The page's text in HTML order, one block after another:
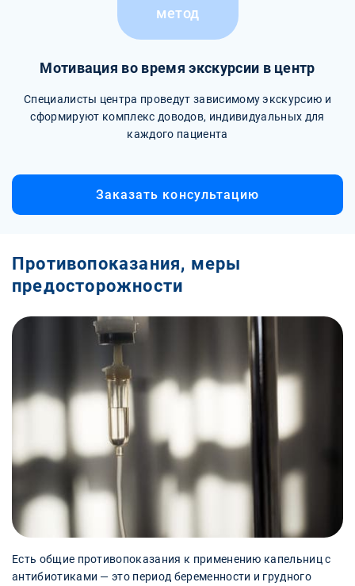
метод
Мотивация во время экскурсии в центр
Специалисты центра проведут зависимому экскурсию и
сформируют комплекс доводов, индивидуальных для
каждого пациента
Заказать консультацию
Противопоказания, меры
предосторожности
Есть общие противопоказания к применению капельниц с
антибиотиками — это период беременности и грудного